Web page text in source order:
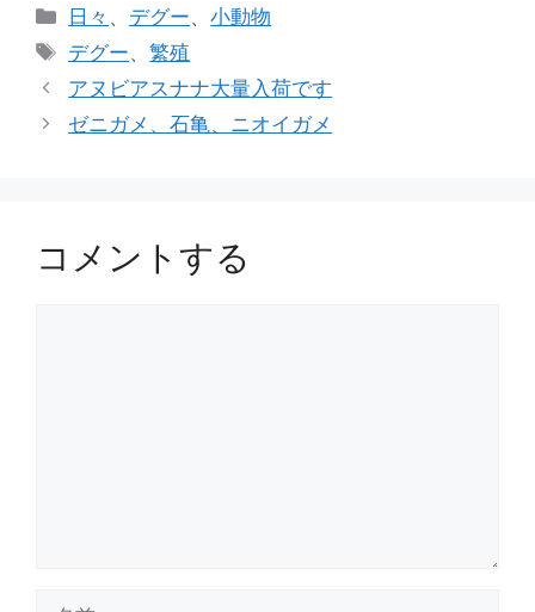
カ
テ
リ
ー
日々 、 デグー、小動物
タ
グ
デグー、繁殖
アヌビアスナナ大量入荷です
ゼニガメ、石亀、ニオイガメ
コメントする